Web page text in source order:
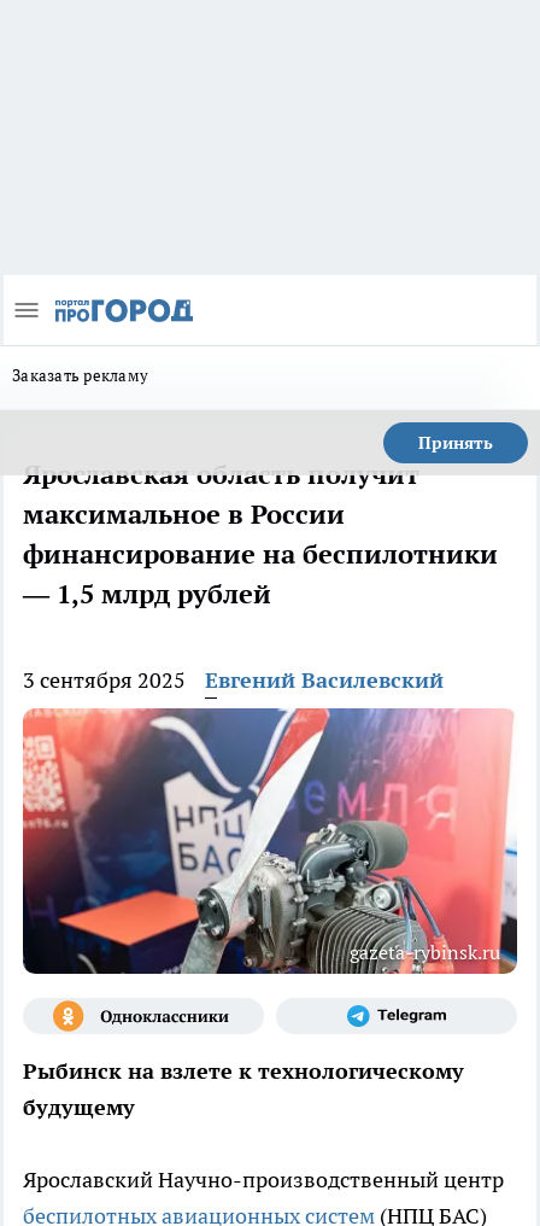
Заказать рекламу
Принять
Ярославская область получит
максимальное в России
финансирование на беспилотники
— 1,5 млрд рублей
3 сентября 2025 Евгений Василевский
gazeta-rybinsk.ru
Рыбинск на взлете к технологическому
будущему
Ярославский Научно-производственный центр
беспилотных авиационных систем (НПЦ БАС)